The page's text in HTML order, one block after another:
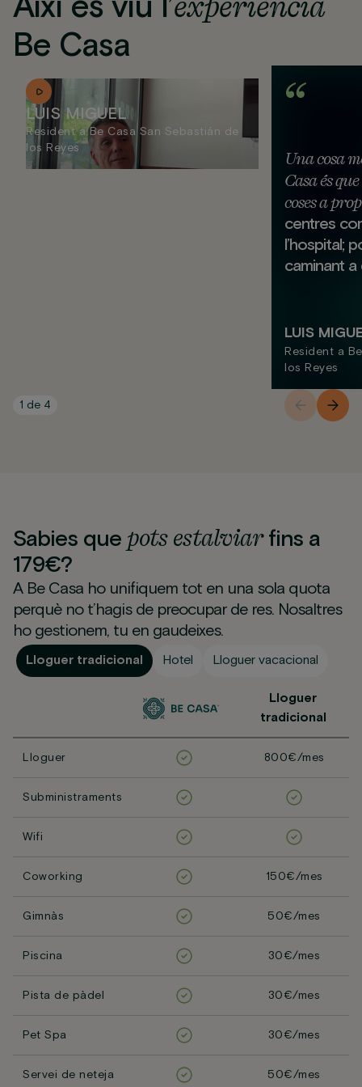
Be Casa
LUIS MIGUEL
Resident a Be Casa San Sebastián de
los Reyes
Una cosa
Casa és
coses a prop
centres
l’hospital;
caminant a
LUIS
Resident a
los Reyes
1 de 4
Sabies que pots estalviarfins a
179€?
A Be Casa ho unifiquem tot en una sola quota
perquè no t’hagis de preocupar de res. Nosaltres
ho gestionem, tu en gaudeixes.
Lloguer tradicional Hotel Lloguer vacacional
Lloguer
tradicional
Lloguer 800€/mes
Subministraments
Wifi
Coworking 150€/mes
Gimnàs 50€/mes
Piscina 30€/mes
Pista de pàdel 30€/mes
Pet Spa 30€/mes
Servei de neteja 50€/mes